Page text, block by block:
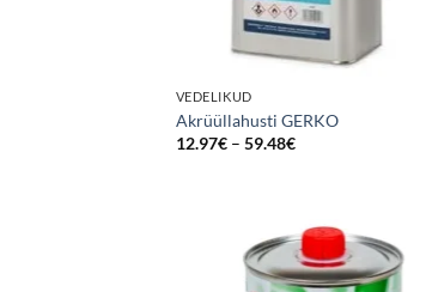
VEDELIKUD
Akrüüllahusti GERKO
12.97€ – 59.48€Price